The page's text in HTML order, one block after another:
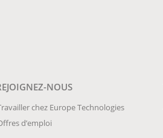
NOUS
chez Europe Technologies
d’emploi